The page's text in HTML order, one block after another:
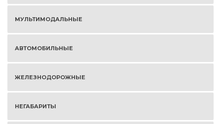
МУЛЬТИМОДАЛЬНЫЕ
АВТОМОБИЛЬНЫЕ
ЖЕЛЕЗНОДОРОЖНЫЕ
НЕГАБАРИТЫ